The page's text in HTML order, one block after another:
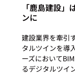
「鹿島建設
ンに
建設業界を牽引
タルツインを導
ーズにおいて
るデジタルツイ